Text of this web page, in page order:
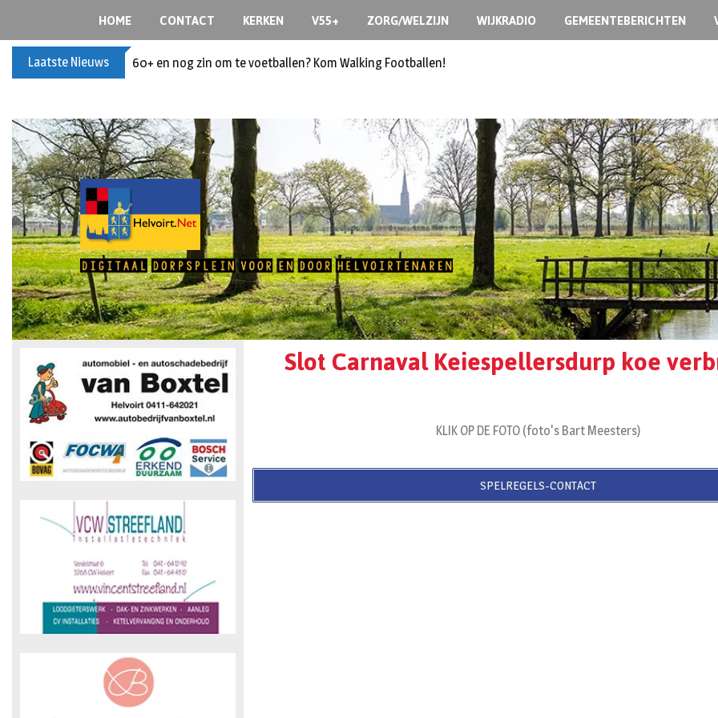
HOME CONTACT KERKEN V55+ ZORG/WELZIJN WIJKRADIO GEMEENTEBERICHTEN
Laatste Nieuws 60+ en nog zin om te voetballen? Kom Walking Footballen!
Slot Carnaval Keiespellersdurp koe
KLIK OP DE FOTO (foto's Bart Meesters)
SPELREGELS-CONTACT